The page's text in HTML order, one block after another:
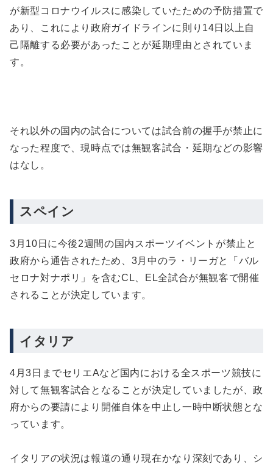
が新型コロナウイルスに感染していたための予防措置で
あり、これにより政府ガイドラインに則り14日以上自
己隔離する必要があったことが延期理由とされていま
す。
それ以外の国内の試合については試合前の握手が禁止に
なった程度で、現時点では無観客試合・延期などの影響
はなし。
スペイン
3月10日に今後2週間の国内スポーツイベントが禁止と
政府から通告されたため、3月中のラ・リーガと「バル
セロナ対ナポリ」を含むCL、EL全試合が無観客で開催
されることが決定しています。
イタリア
4月3日までセリエAなど国内における全スポーツ競技に
対して無観客試合となることが決定していましたが、政
府からの要請により開催自体を中止し一時中断状態とな
っています。
イタリアの状況は報道の通り現在かなり深刻であり、シ